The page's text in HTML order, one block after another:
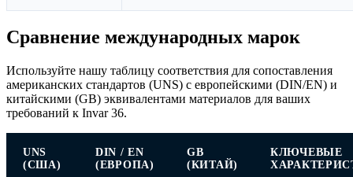
Сравнение международных марок
Используйте нашу таблицу соответствия для сопоставления
американских стандартов (UNS) с европейскими (DIN/EN) и
китайскими (GB) эквивалентами материалов для ваших
требований к Invar 36.
UNS
(США)
DIN / EN
(ЕВРОПА)
GB
(КИТАЙ)
КЛЮЧЕВЫЕ